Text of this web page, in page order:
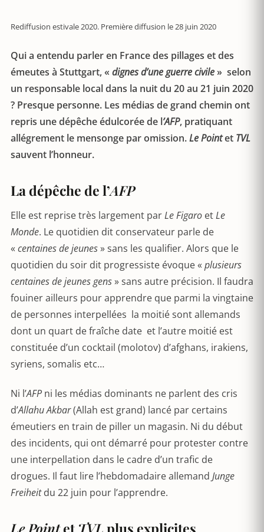
Rediffusion estivale 2020. Première diffusion le 28 juin 2020
Qui a entendu parler en France des pillages et des
émeutes à Stuttgart, « dignes d’une guerre civile » selon
un responsable local dans la nuit du 20 au 21 juin 2020
? Presque personne. Les médias de grand chemin ont
repris une dépêche édulcorée de l’AFP, pratiquant
allégrement le mensonge par omission.Le Pointet TVL
sauvent l’honneur.
La dépêche de l’AFP
Elle est reprise très largement parLe Figaro etLe
Monde. Le quotidien dit conservateur parle de
« centaines de jeunes» sans les qualifier. Alors que le
quotidien du soir dit progressiste évoque « plusieurs
centaines de jeunes gens» sans autre précision. Il faudra
fouiner ailleurs pour apprendre que parmi la vingtaine
de personnes interpellées la moitié sont allemands
dont un quart de fraîche date et l’autre moitié est
constituée d’un cocktail (molotov) d’afghans, irakiens,
syriens, somalis etc…
Ni l’AFP ni les médias dominants ne parlent des cris
d’Allahu Akbar(Allah est grand) lancé par certains
émeutiers en train de piller un magasin. Ni du début
des incidents, qui ont démarré pour protester contre
une interpellation dans le cadre d’un trafic de
drogues. Il faut lire l’hebdomadaire allemand Junge
Freiheitdu 22 juin pour l’apprendre.
Le Pointet TVLplus explicites